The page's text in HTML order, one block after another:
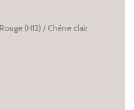
(H12) / Chêne clair